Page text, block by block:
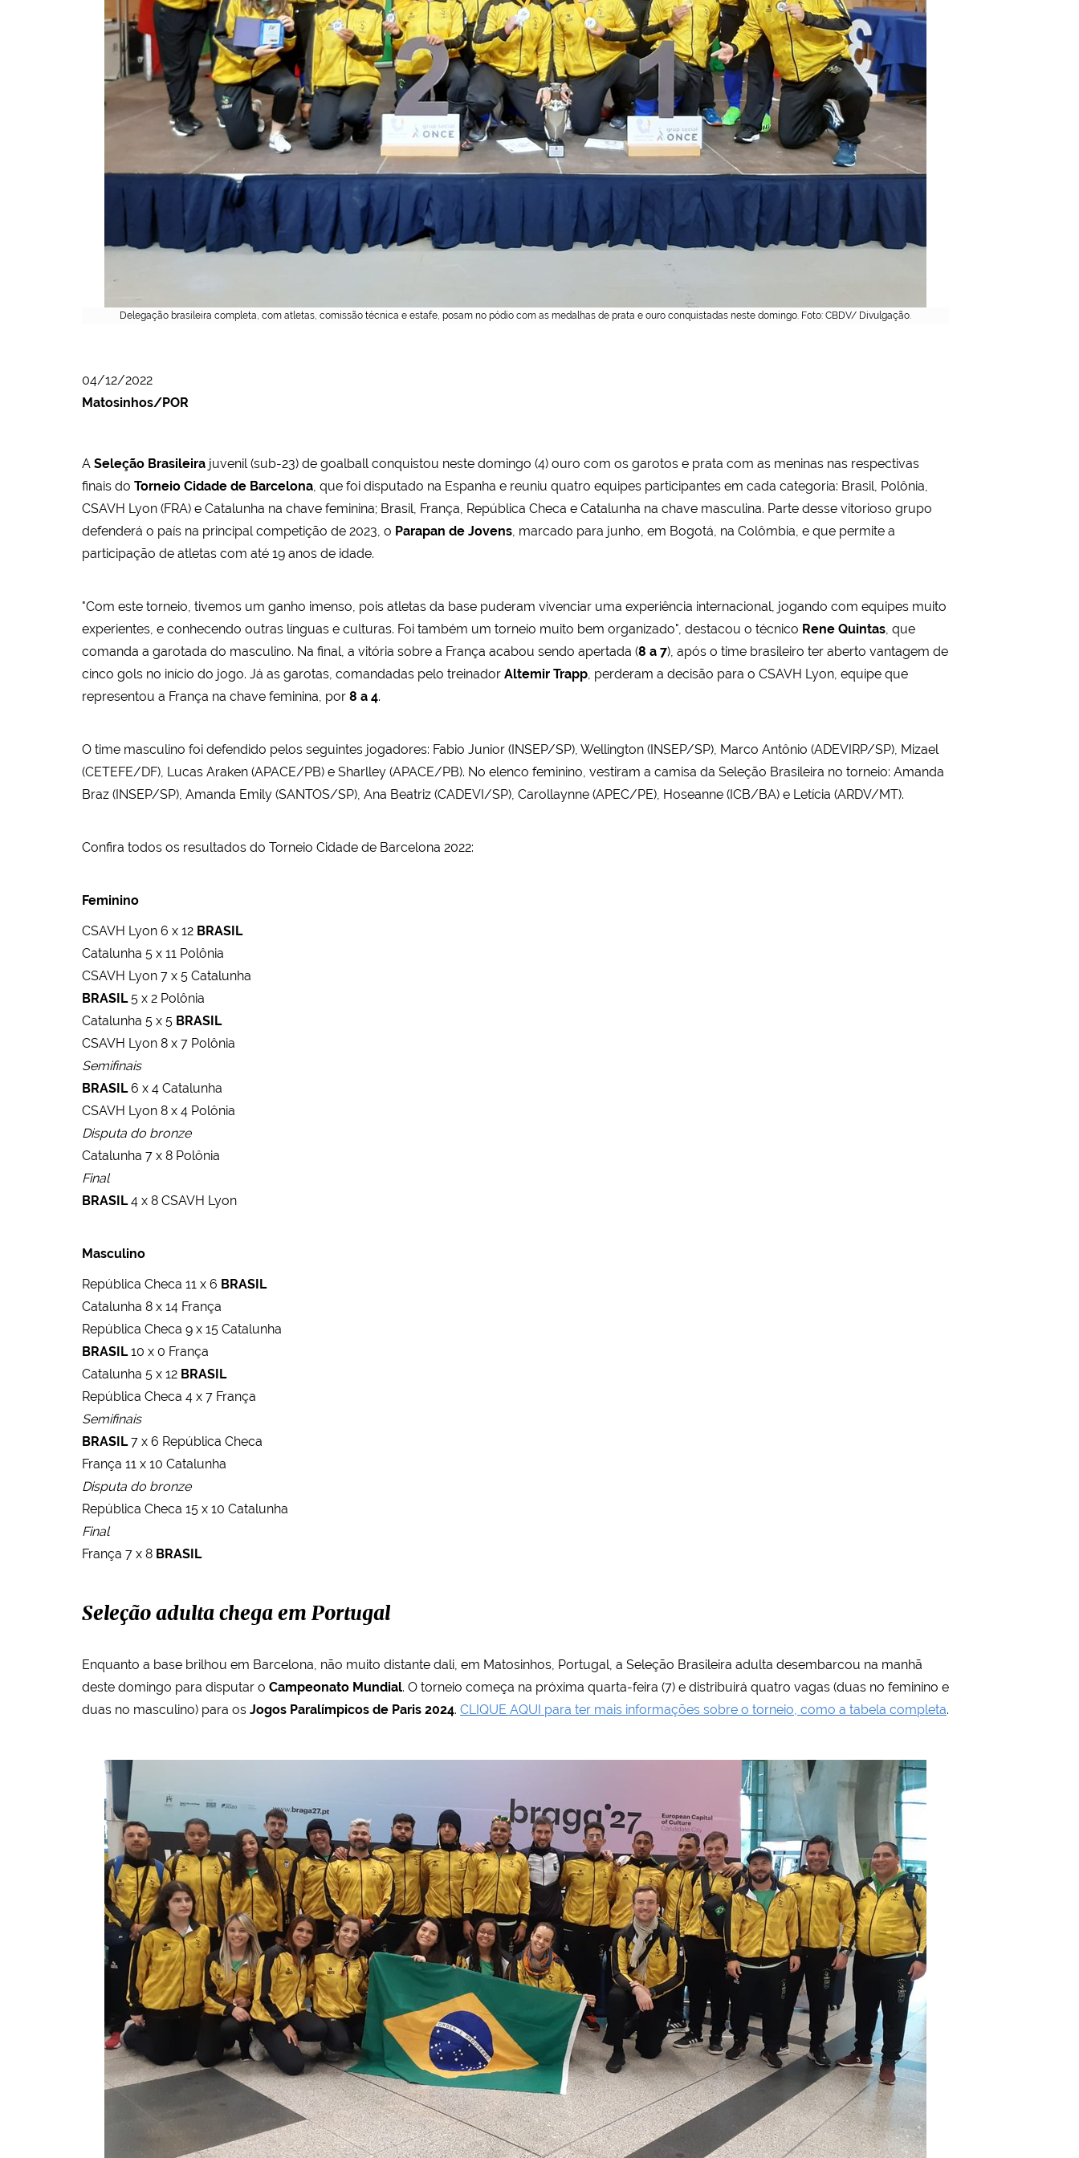
Delegação brasileira completa, com atletas, comissão técnica e estafe, posam no pódio com as medalhas de prata e ouro conquistadas neste domingo. Foto: CBDV/ Divulgação.
04/12/2022
Matosinhos/POR
A Seleção Brasileira juvenil (sub-23) de goalball conquistou neste domingo (4) ouro com os garotos e prata com as meninas nas respectivas
finais do Torneio Cidade de Barcelona, que foi disputado na Espanha e reuniu quatro equipes participantes em cada categoria: Brasil, Polônia,
CSAVH Lyon (FRA) e Catalunha na chave feminina; Brasil, França, República Checa e Catalunha na chave masculina. Parte desse vitorioso grupo
defenderá o país na principal competição de 2023, o Parapan de Jovens, marcado para junho, em Bogotá, na Colômbia, e que permite a
participação de atletas com até 19 anos de idade.
"Com este torneio, tivemos um ganho imenso, pois atletas da base puderam vivenciar uma experiência internacional, jogando com equipes muito
experientes, e conhecendo outras línguas e culturas. Foi também um torneio muito bem organizado", destacou o técnico Rene Quintas, que
comanda a garotada do masculino. Na final, a vitória sobre a França acabou sendo apertada (8 a 7), após o time brasileiro ter aberto vantagem de
cinco gols no início do jogo. Já as garotas, comandadas pelo treinador Altemir Trapp, perderam a decisão para o CSAVH Lyon, equipe que
representou a França na chave feminina, por 8 a 4.
O time masculino foi defendido pelos seguintes jogadores: Fabio Junior (INSEP/SP), Wellington (INSEP/SP), Marco Antônio (ADEVIRP/SP), Mizael
(CETEFE/DF), Lucas Araken (APACE/PB) e Sharlley (APACE/PB). No elenco feminino, vestiram a camisa da Seleção Brasileira no torneio: Amanda
Braz (INSEP/SP), Amanda Emily (SANTOS/SP), Ana Beatriz (CADEVI/SP), Carollaynne (APEC/PE), Hoseanne (ICB/BA) e Letícia (ARDV/MT).
Confira todos os resultados do Torneio Cidade de Barcelona 2022:
Feminino
CSAVH Lyon 6 x 12 BRASIL
Catalunha 5 x 11 Polônia
CSAVH Lyon 7 x 5 Catalunha
BRASIL5 x 2 Polônia
Catalunha 5 x 5 BRASIL
CSAVH Lyon 8 x 7 Polônia
Semifinais
BRASIL6 x 4 Catalunha
CSAVH Lyon 8 x 4 Polônia
Disputa do bronze
Catalunha 7 x 8 Polônia
Final
BRASIL4 x 8 CSAVH Lyon
Masculino
República Checa 11 x 6 BRASIL
Catalunha 8 x 14 França
República Checa 9 x 15 Catalunha
BRASIL10 x 0 França
Catalunha 5 x 12 BRASIL
República Checa 4 x 7 França
Semifinais
BRASIL7 x 6 República Checa
França 11 x 10 Catalunha
Disputa do bronze
República Checa 15 x 10 Catalunha
Final
França 7 x 8 BRASIL
Seleção adulta chega em Portugal
Enquanto a base brilhou em Barcelona, não muito distante dali, em Matosinhos, Portugal, a Seleção Brasileira adulta desembarcou na manhã
deste domingo para disputar o Campeonato Mundial. O torneio começa na próxima quarta-feira (7) e distribuirá quatro vagas (duas no feminino e
duas no masculino) para os Jogos Paralímpicos de Paris 2024. CLIQUE AQUI para ter mais informações sobre o torneio, como a tabela completa.